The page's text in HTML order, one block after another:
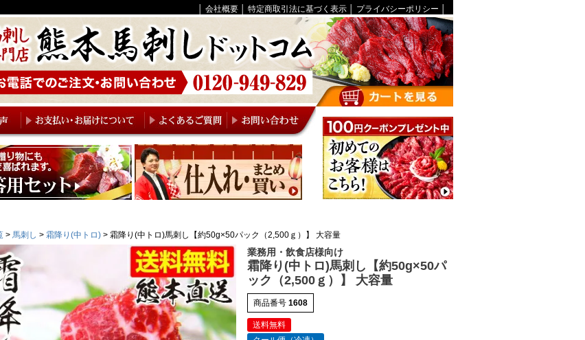
会社概要 特定商取引法に基づく表示 プライバシーポリシー
馬刺し 霜降り(中トロ) 霜降り(中トロ)馬刺し【約50g×50パック（2,500ｇ）】 大容量
業務用・飲食店様向け
霜降り(中トロ)馬刺し【約50g×50パ
ック（2,500ｇ）】 大容量
商品番号 1608
送料無料